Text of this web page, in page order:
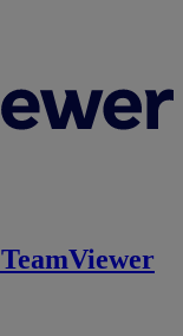
TeamViewer